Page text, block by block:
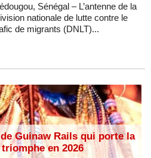
Sénégal – L’antenne de la
nationale de lutte contre le
de migrants (DNLT)...
Guinaw Rails qui porte la
en 2026